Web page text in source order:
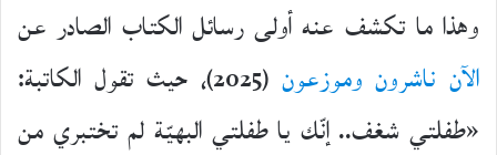
وهذا ما تكشف عنه أولى رسائل الكتاب الصادر عن
الآن ناشرون وموزعون
(2025)، حيث تقول الكاتبة:
«طفلتي شغف.. إنّك يا طفلتي البهيّة لم تختبري من